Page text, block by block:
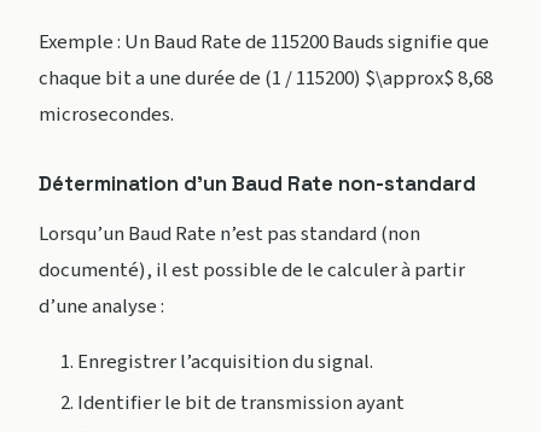
Exemple : Un Baud Rate de 115200 Bauds signifie que
chaque bit a une durée de (1 / 115200) $\approx$ 8,68
microsecondes.
Détermination d’un Baud Rate non-standard
Lorsqu’un Baud Rate n’est pas standard (non
documenté), il est possible de le calculer à partir
d’une analyse :
Enregistrer l’acquisition du signal.
Identifier le bit de transmission ayant